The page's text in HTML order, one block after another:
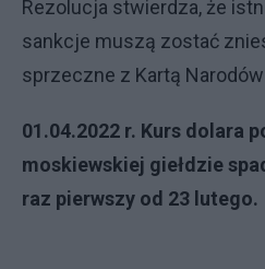
Rezolucja stwierdza, że
sankcje muszą zostać
sprzeczne z Kartą
01.04.2022 r. Kurs dolara
moskiewskiej giełdzie
raz pierwszy od 23 lutego.